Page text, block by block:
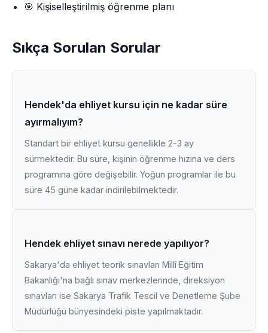
🎯 Kişiselleştirilmiş öğrenme planı
Sıkça Sorulan Sorular
Hendek'da ehliyet kursu için ne kadar süre
ayırmalıyım?
Standart bir ehliyet kursu genellikle 2-3 ay
sürmektedir. Bu süre, kişinin öğrenme hızına ve ders
programına göre değişebilir. Yoğun programlar ile bu
süre 45 güne kadar indirilebilmektedir.
Hendek ehliyet sınavı nerede yapılıyor?
Sakarya'da ehliyet teorik sınavları Millî Eğitim
Bakanlığı'na bağlı sınav merkezlerinde, direksiyon
sınavları ise Sakarya Trafik Tescil ve Denetleme Şube
Müdürlüğü bünyesindeki piste yapılmaktadır.